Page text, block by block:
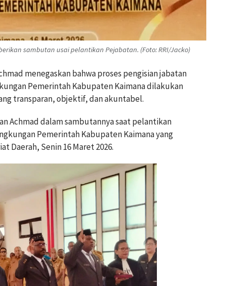
sambutan usai pelantikan Pejabatan. (Foto: RRI/Jacko)
menegaskan bahwa proses pengisian jabatan
Pemerintah Kabupaten Kaimana dilakukan
transparan, objektif, dan akuntabel.
Achmad dalam sambutannya saat pelantikan
Pemerintah Kabupaten Kaimana yang
Daerah, Senin 16 Maret 2026.